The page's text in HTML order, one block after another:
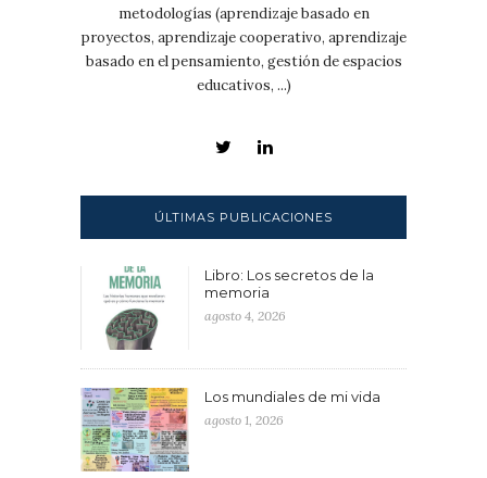
metodologías (aprendizaje basado en
proyectos, aprendizaje cooperativo, aprendizaje
basado en el pensamiento, gestión de espacios
educativos, ...)
ÚLTIMAS PUBLICACIONES
Libro: Los secretos de la
memoria
agosto 4, 2026
Los mundiales de mi vida
agosto 1, 2026